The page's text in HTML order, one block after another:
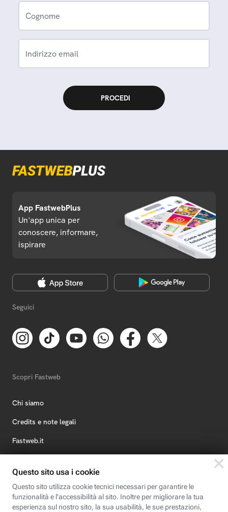
Cognome
Indirizzo email
App FastwebPlus
Un'app unica per
conoscere, informare,
ispirare
Seguici
Scopri Fastweb
Chi siamo
Credits e note legali
Fastweb.it
Fastweb Digital Academy
STEP FuturAbility District